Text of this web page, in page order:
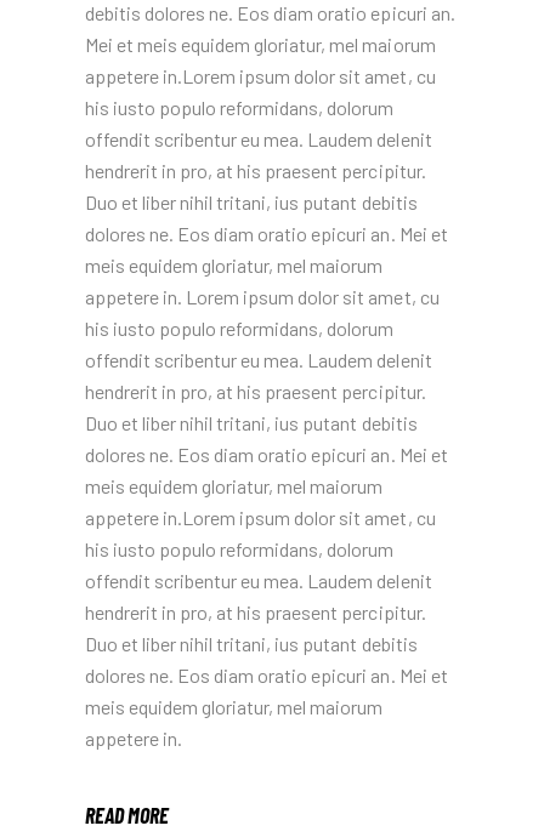
debitis dolores ne. Eos diam oratio epicuri an.
Mei et meis equidem gloriatur, mel maiorum
appetere in.Lorem ipsum dolor sit amet, cu
his iusto populo reformidans, dolorum
offendit scribentur eu mea. Laudem delenit
hendrerit in pro, at his praesent percipitur.
Duo et liber nihil tritani, ius putant debitis
dolores ne. Eos diam oratio epicuri an. Mei et
meis equidem gloriatur, mel maiorum
appetere in. Lorem ipsum dolor sit amet, cu
his iusto populo reformidans, dolorum
offendit scribentur eu mea. Laudem delenit
hendrerit in pro, at his praesent percipitur.
Duo et liber nihil tritani, ius putant debitis
dolores ne. Eos diam oratio epicuri an. Mei et
meis equidem gloriatur, mel maiorum
appetere in.Lorem ipsum dolor sit amet, cu
his iusto populo reformidans, dolorum
offendit scribentur eu mea. Laudem delenit
hendrerit in pro, at his praesent percipitur.
Duo et liber nihil tritani, ius putant debitis
dolores ne. Eos diam oratio epicuri an. Mei et
meis equidem gloriatur, mel maiorum
appetere in.
READ MORE